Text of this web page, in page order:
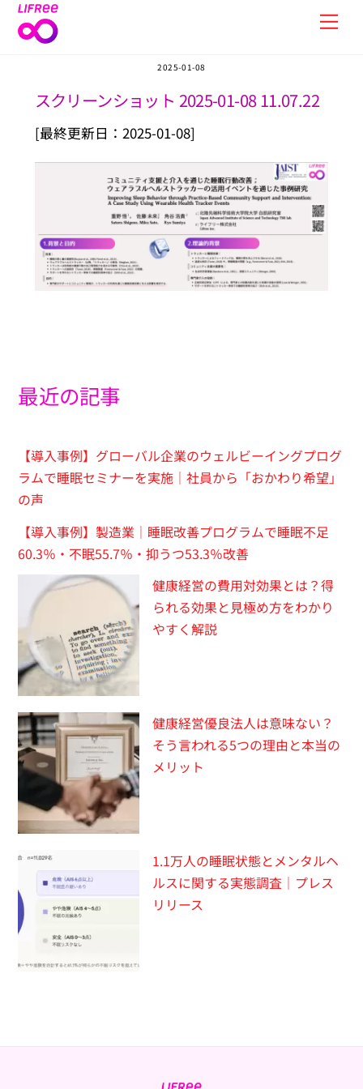
Skip
2025-01-08
スクリーンショット 2025-01-08 11.07.22
[最終更新日：2025-01-08]
最近の記事
【導入事例】グローバル企業のウェルビーイングプログ
ラムで睡眠セミナーを実施｜社員から「おかわり希望」
の声
【導入事例】製造業｜睡眠改善プログラムで睡眠不足
60.3％・不眠55.7％・抑うつ53.3％改善
健康経営の費用対効果とは？得
られる効果と見極め方をわかり
やすく解説
健康経営優良法人は意味ない？
そう言われる5つの理由と本当の
メリット
1.1万人の睡眠状態とメンタルヘ
ルスに関する実態調査｜プレス
リリース